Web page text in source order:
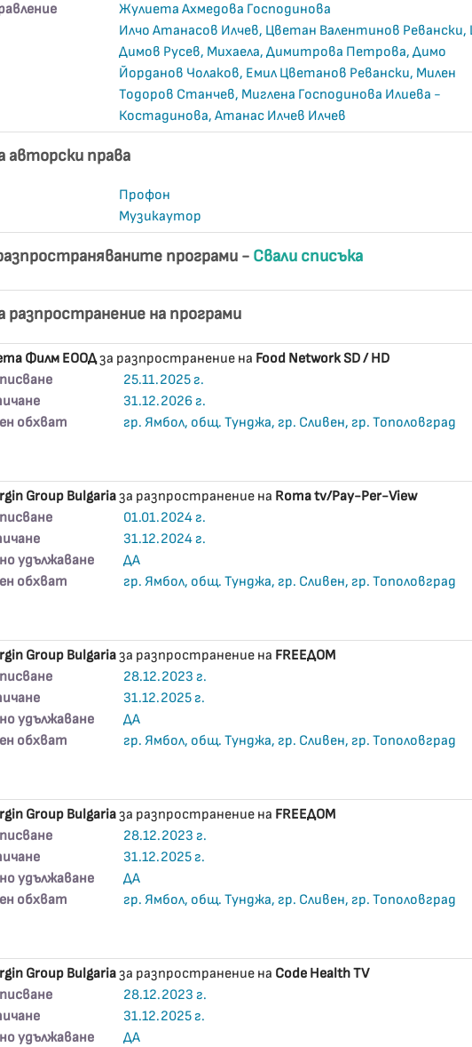
Жулиета Ахмедова Господинова
Илчо Атанасов Илчев, Цветан Валентинов Ревански,
Димов Русев, Михаела, Димитрова Петрова, Димо
Йорданов Чолаков, Емил Цветанов Ревански, Милен
Тодоров Станчев, Миглена Господинова Илиева -
Костадинова, Атанас Илчев Илчев
авторски права
Профон
Музикаутор
програми - Свали списъка
разпространение на програми
Филм ЕООДза разпространение на Food Network SD / HD
25.11.2025 г.
31.12.2026 г.
обхват
гр. Ямбол, общ. Тунджа, гр. Сливен, гр. Тополовград
Group Bulgariaза разпространение на Roma tv/Pay-Per-View
01.01.2024 г.
31.12.2024 г.
удължаване
ДА
обхват
гр. Ямбол, общ. Тунджа, гр. Сливен, гр. Тополовград
Group Bulgariaза разпространение на FREEДОМ
28.12.2023 г.
31.12.2025 г.
удължаване
ДА
обхват
гр. Ямбол, общ. Тунджа, гр. Сливен, гр. Тополовград
Group Bulgariaза разпространение на FREEДOM
28.12.2023 г.
31.12.2025 г.
удължаване
ДА
обхват
гр. Ямбол, общ. Тунджа, гр. Сливен, гр. Тополовград
Group Bulgariaза разпространение на Code Health TV
28.12.2023 г.
31.12.2025 г.
удължаване
ДА